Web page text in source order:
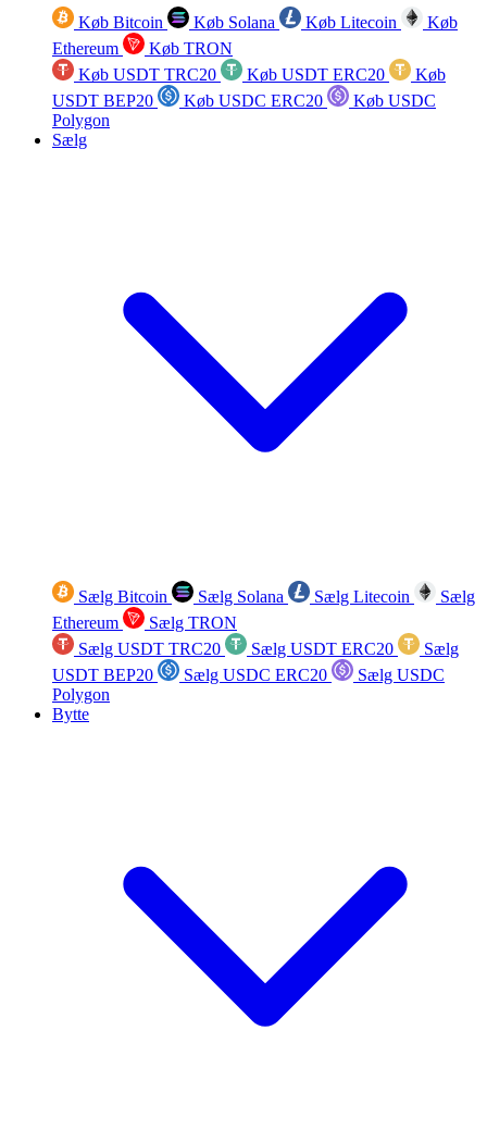
Køb Bitcoin Køb Solana Køb Litecoin
Køb
Ethereum
Køb TRON
Køb USDT TRC20
Køb USDT ERC20
Køb
USDT BEP20
Køb USDC ERC20
Køb USDC
Polygon
Sælg
Sælg Bitcoin Sælg Solana Sælg Litecoin
Sælg
Ethereum
Sælg TRON
Sælg USDT TRC20
Sælg USDT ERC20
Sælg
USDT BEP20
Sælg USDC ERC20
Sælg USDC
Polygon
Bytte